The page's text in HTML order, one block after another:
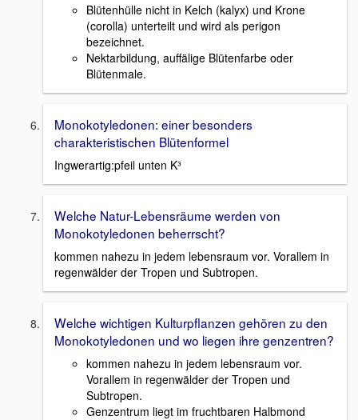
Blütenhülle nicht in Kelch (kalyx) und Krone
(corolla) unterteilt und wird als perigon
bezeichnet.
Nektarbildung, auffälige Blütenfarbe oder
Blütenmale.
Monokotyledonen: einer besonders
charakteristischen Blütenformel
Ingwerartig:pfeil unten K³
Welche Natur-Lebensräume werden von
Monokotyledonen beherrscht?
kommen nahezu in jedem lebensraum vor. Vorallem in
regenwälder der Tropen und Subtropen.
Welche wichtigen Kulturpflanzen gehören zu den
Monokotyledonen und wo liegen ihre genzentren?
kommen nahezu in jedem lebensraum vor.
Vorallem in regenwälder der Tropen und
Subtropen.
Genzentrum liegt im fruchtbaren Halbmond